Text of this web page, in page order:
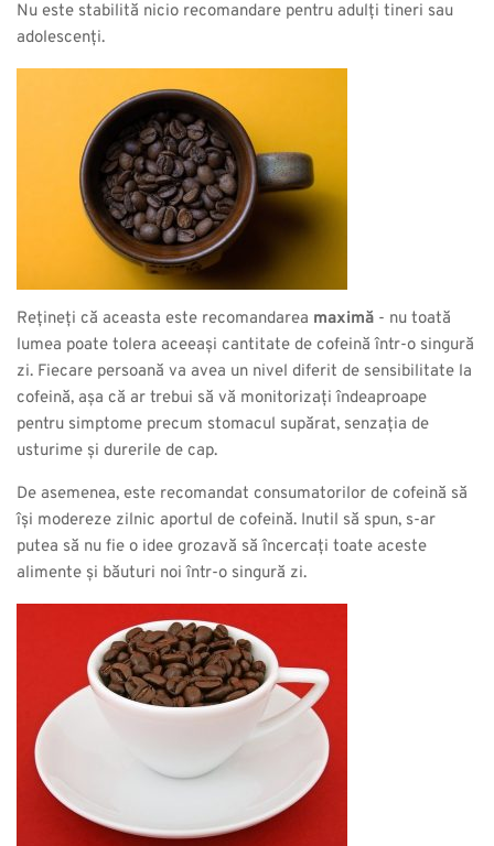
Nu este stabilită nicio recomandare pentru adulți tineri sau
adolescenți.
Rețineți că aceasta este recomandarea maximă - nu toată
lumea poate tolera aceeași cantitate de cofeină într-o singură
zi. Fiecare persoană va avea un nivel diferit de sensibilitate la
cofeină, așa că ar trebui să vă monitorizați îndeaproape
pentru simptome precum stomacul supărat, senzația de
usturime și durerile de cap.
De asemenea, este recomandat consumatorilor de cofeină să
își modereze zilnic aportul de cofeină. Inutil să spun, s-ar
putea să nu fie o idee grozavă să încercați toate aceste
alimente și băuturi noi într-o singură zi.